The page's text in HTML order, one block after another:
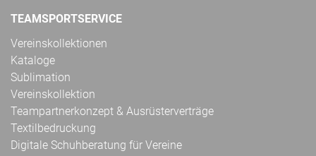
TEAMSPORTSERVICE
Vereinskollektionen
Kataloge
Sublimation
Vereinskollektion
Teampartnerkonzept & Ausrüsterverträge
Textilbedruckung
Digitale Schuhberatung für Vereine